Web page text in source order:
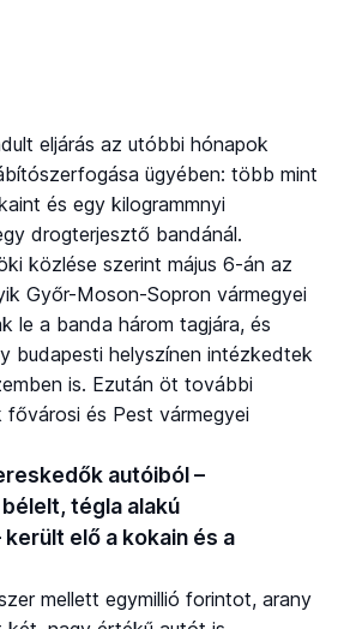
eljárás az utóbbi hónapok
ügyében: több mint
és egy kilogrammnyi
drogterjesztő bandánál.
közlése szerint május 6-án az
Győr-Moson-Sopron vármegyei
le a banda három tagjára, és
budapesti helyszínen intézkedtek
is. Ezután öt további
fővárosi és Pest vármegyei
autóiból –
tégla alakú
elő a kokain és a
mellett egymillió forintot, arany